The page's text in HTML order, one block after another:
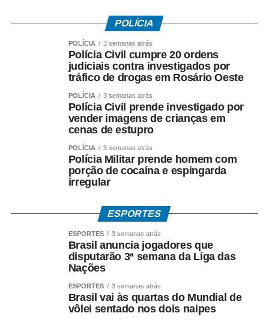
WhatsApp
Facebook
Twitter
Messenger
LinkedIn
Share
POLÍCIA
POLÍCIA 3 semanas atrás
Polícia Civil cumpre 20 ordens
judiciais contra investigados por
tráfico de drogas em Rosário Oeste
POLÍCIA 3 semanas atrás
Polícia Civil prende investigado por
vender imagens de crianças em
cenas de estupro
POLÍCIA 3 semanas atrás
Polícia Militar prende homem com
porção de cocaína e espingarda
irregular
ESPORTES
ESPORTES 3 semanas atrás
Brasil anuncia jogadores que
disputarão 3ª semana da Liga das
Nações
ESPORTES 3 semanas atrás
Brasil vai às quartas do Mundial de
vôlei sentado nos dois naipes